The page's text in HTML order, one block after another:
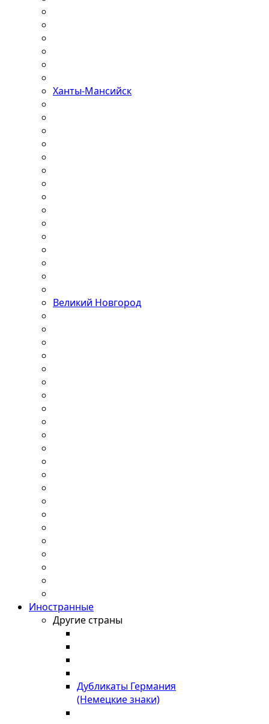
Ханты-Мансийск
Великий Новгород
Иностранные
Другие страны
Дубликаты Германия
(Немецкие знаки)